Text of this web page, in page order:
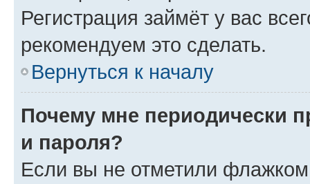
Регистрация займёт у вас
рекомендуем это сделать.
Вернуться к началу
Почему мне периодически
и пароля?
Если вы не отметили